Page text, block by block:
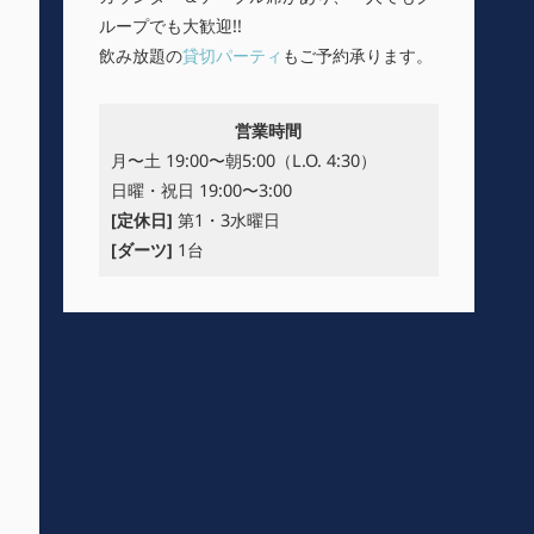
ループでも大歓迎!!
飲み放題の貸切パーティ もご予約承ります。
営業時間
月〜土 19:00〜朝5:00（L.O. 4:30）
日曜・祝日 19:00〜3:00
[定休日] 第1・3水曜日
[ダーツ] 1台